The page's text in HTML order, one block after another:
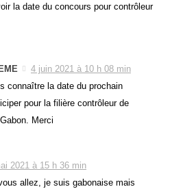
la date du concours pour contrôleur
4 juin 2021 à 10 h 08 min
connaître la date du prochain
pour la filière contrôleur de
Merci
2021 à 15 h 36 min
allez, je suis gabonaise mais